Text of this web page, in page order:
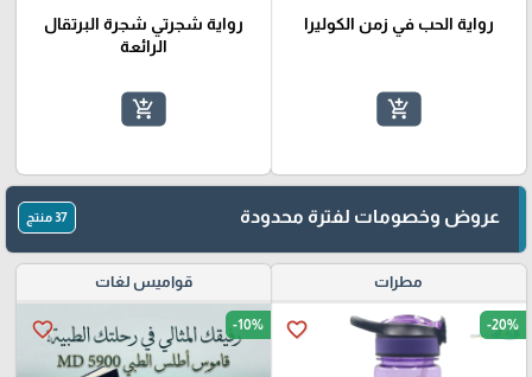
رواية الحب في زمن الكوليرا
add_shopping_cart
رواية شجرتي شجرة البرتقال
الرائعة
add_shopping_cart
عروض وخصومات لفترة محدودة 37 منتج
مطرات
favorite_border -20%
قواميس لغات
favorite_border -10%